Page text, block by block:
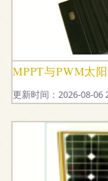
MPPT与PWM太
更新时间：2026-08-06